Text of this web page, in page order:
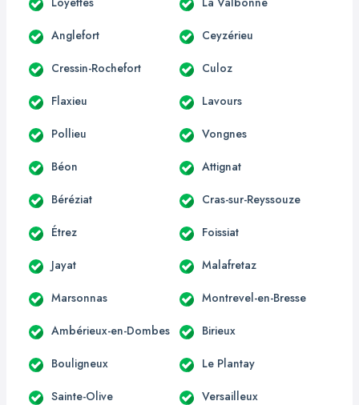
Anglefort Ceyzérieu
Cressin-Rochefort Culoz
Flaxieu Lavours
Pollieu Vongnes
Béon Attignat
Béréziat Cras-sur-Reyssouze
Étrez Foissiat
Jayat Malafretaz
Marsonnas Montrevel-en-Bresse
Ambérieux-en-Dombes Birieux
Bouligneux Le Plantay
Sainte-Olive Versailleux